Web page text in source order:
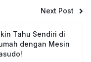
Next Post
Tahu Sendiri di
dengan Mesin